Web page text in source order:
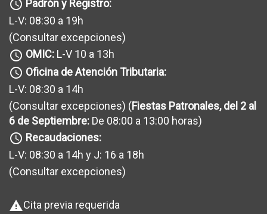
query_builder Padrón y Registro:
L-V: 08:30 a 19h
(Consultar excepciones)
query_builder OMIC: L-V 10 a 13h
query_builder Oficina de Atención Tributaria:
L-V: 08:30 a 14h
(Consultar excepciones) (Fiestas Patronales, del 2 al
6 de Septiembre: De 08:00 a 13:00 horas)
query_builder Recaudaciones:
L-V: 08:30 a 14h y J: 16 a 18h
(Consultar excepciones)
warningCita previa requerida